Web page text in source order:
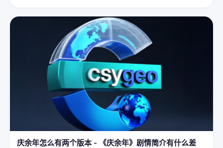
庆余年怎么有两个版本 - 《庆余年》剧情简介有什么差